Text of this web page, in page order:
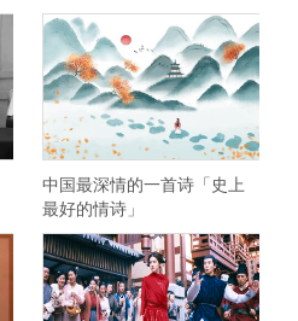
中国最深情的一首诗「史上
最好的情诗」